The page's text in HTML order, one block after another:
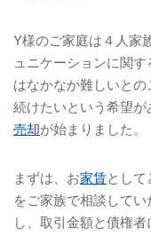
Y様のご家庭は４人家
ュニケーションに関
はなかなか難しいと
続けたいという希望が
売却が始まりました。
まずは、お家賃とし
をご家族で相談して
し、取引金額と債権